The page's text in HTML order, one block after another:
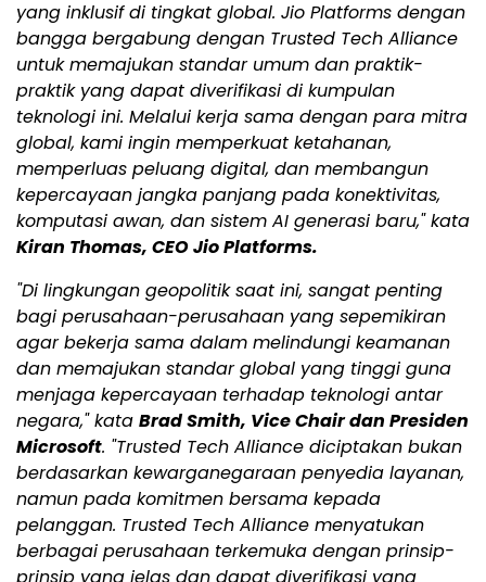
yang inklusif di tingkat global. Jio Platforms dengan
bangga bergabung dengan Trusted Tech Alliance
untuk memajukan standar umum dan praktik-
praktik yang dapat diverifikasi di kumpulan
teknologi ini. Melalui kerja sama dengan para mitra
global, kami ingin memperkuat ketahanan,
memperluas peluang digital, dan membangun
kepercayaan jangka panjang pada konektivitas,
komputasi awan, dan sistem AI generasi baru," kata
Kiran Thomas, CEO Jio Platforms.
"Di lingkungan geopolitik saat ini, sangat penting
bagi perusahaan-perusahaan yang sepemikiran
agar bekerja sama dalam melindungi keamanan
dan memajukan standar global yang tinggi guna
menjaga kepercayaan terhadap teknologi antar
negara," kata Brad Smith, Vice Chair dan Presiden
Microsoft. "Trusted Tech Alliance diciptakan bukan
berdasarkan kewarganegaraan penyedia layanan,
namun pada komitmen bersama kepada
pelanggan. Trusted Tech Alliance menyatukan
berbagai perusahaan terkemuka dengan prinsip-